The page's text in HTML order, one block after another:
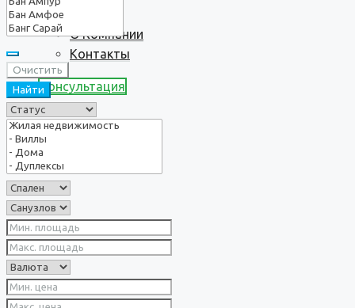
О Компании
Контакты
Консультация
Очистить
Найти